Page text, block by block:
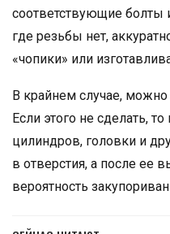
соответствующие болты
где резьбы нет,
«чопики» или
В крайнем случае, можно
Если этого не сделать,
цилиндров, головки и
в отверстия, а после ее
вероятность